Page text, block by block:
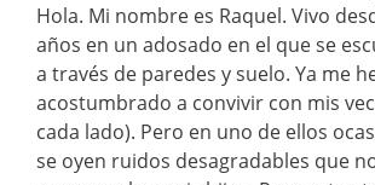
Hola. Mi nombre es Raquel. Vivo
años en un adosado en el que se
a través de paredes y suelo. Ya me
acostumbrado a convivir con mis
cada lado). Pero en uno de ellos
se oyen ruidos desagradables que